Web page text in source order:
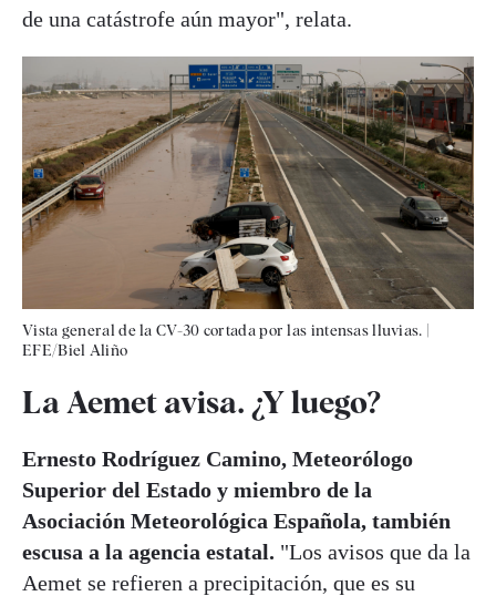
de una catástrofe aún mayor", relata.
Vista general de la CV-30 cortada por las intensas lluvias.
EFE/Biel Aliño
La Aemet avisa. ¿Y luego?
Ernesto Rodríguez Camino, Meteorólogo
Superior del Estado y miembro de la
Asociación Meteorológica Española, también
escusa a la agencia estatal. "Los avisos que da la
Aemet se refieren a precipitación, que es su